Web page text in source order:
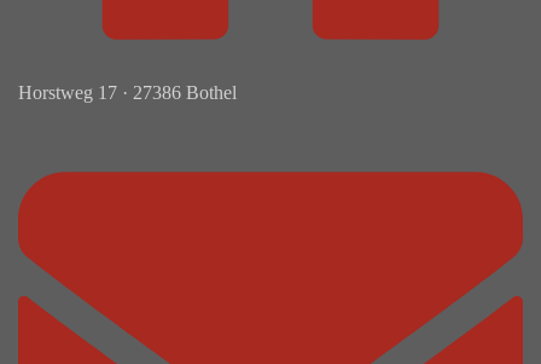
Horstweg 17 · 27386 Bothel